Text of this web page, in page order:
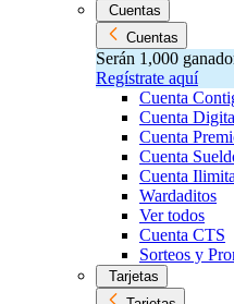
Cuentas
Cuentas
Serán 1,000
Regístrate aquí
Cuenta
Cuenta
Cuenta
Cuenta
Cuenta
Wardaditos
Ver todos
Cuenta CTS
Sorteos y
Tarjetas